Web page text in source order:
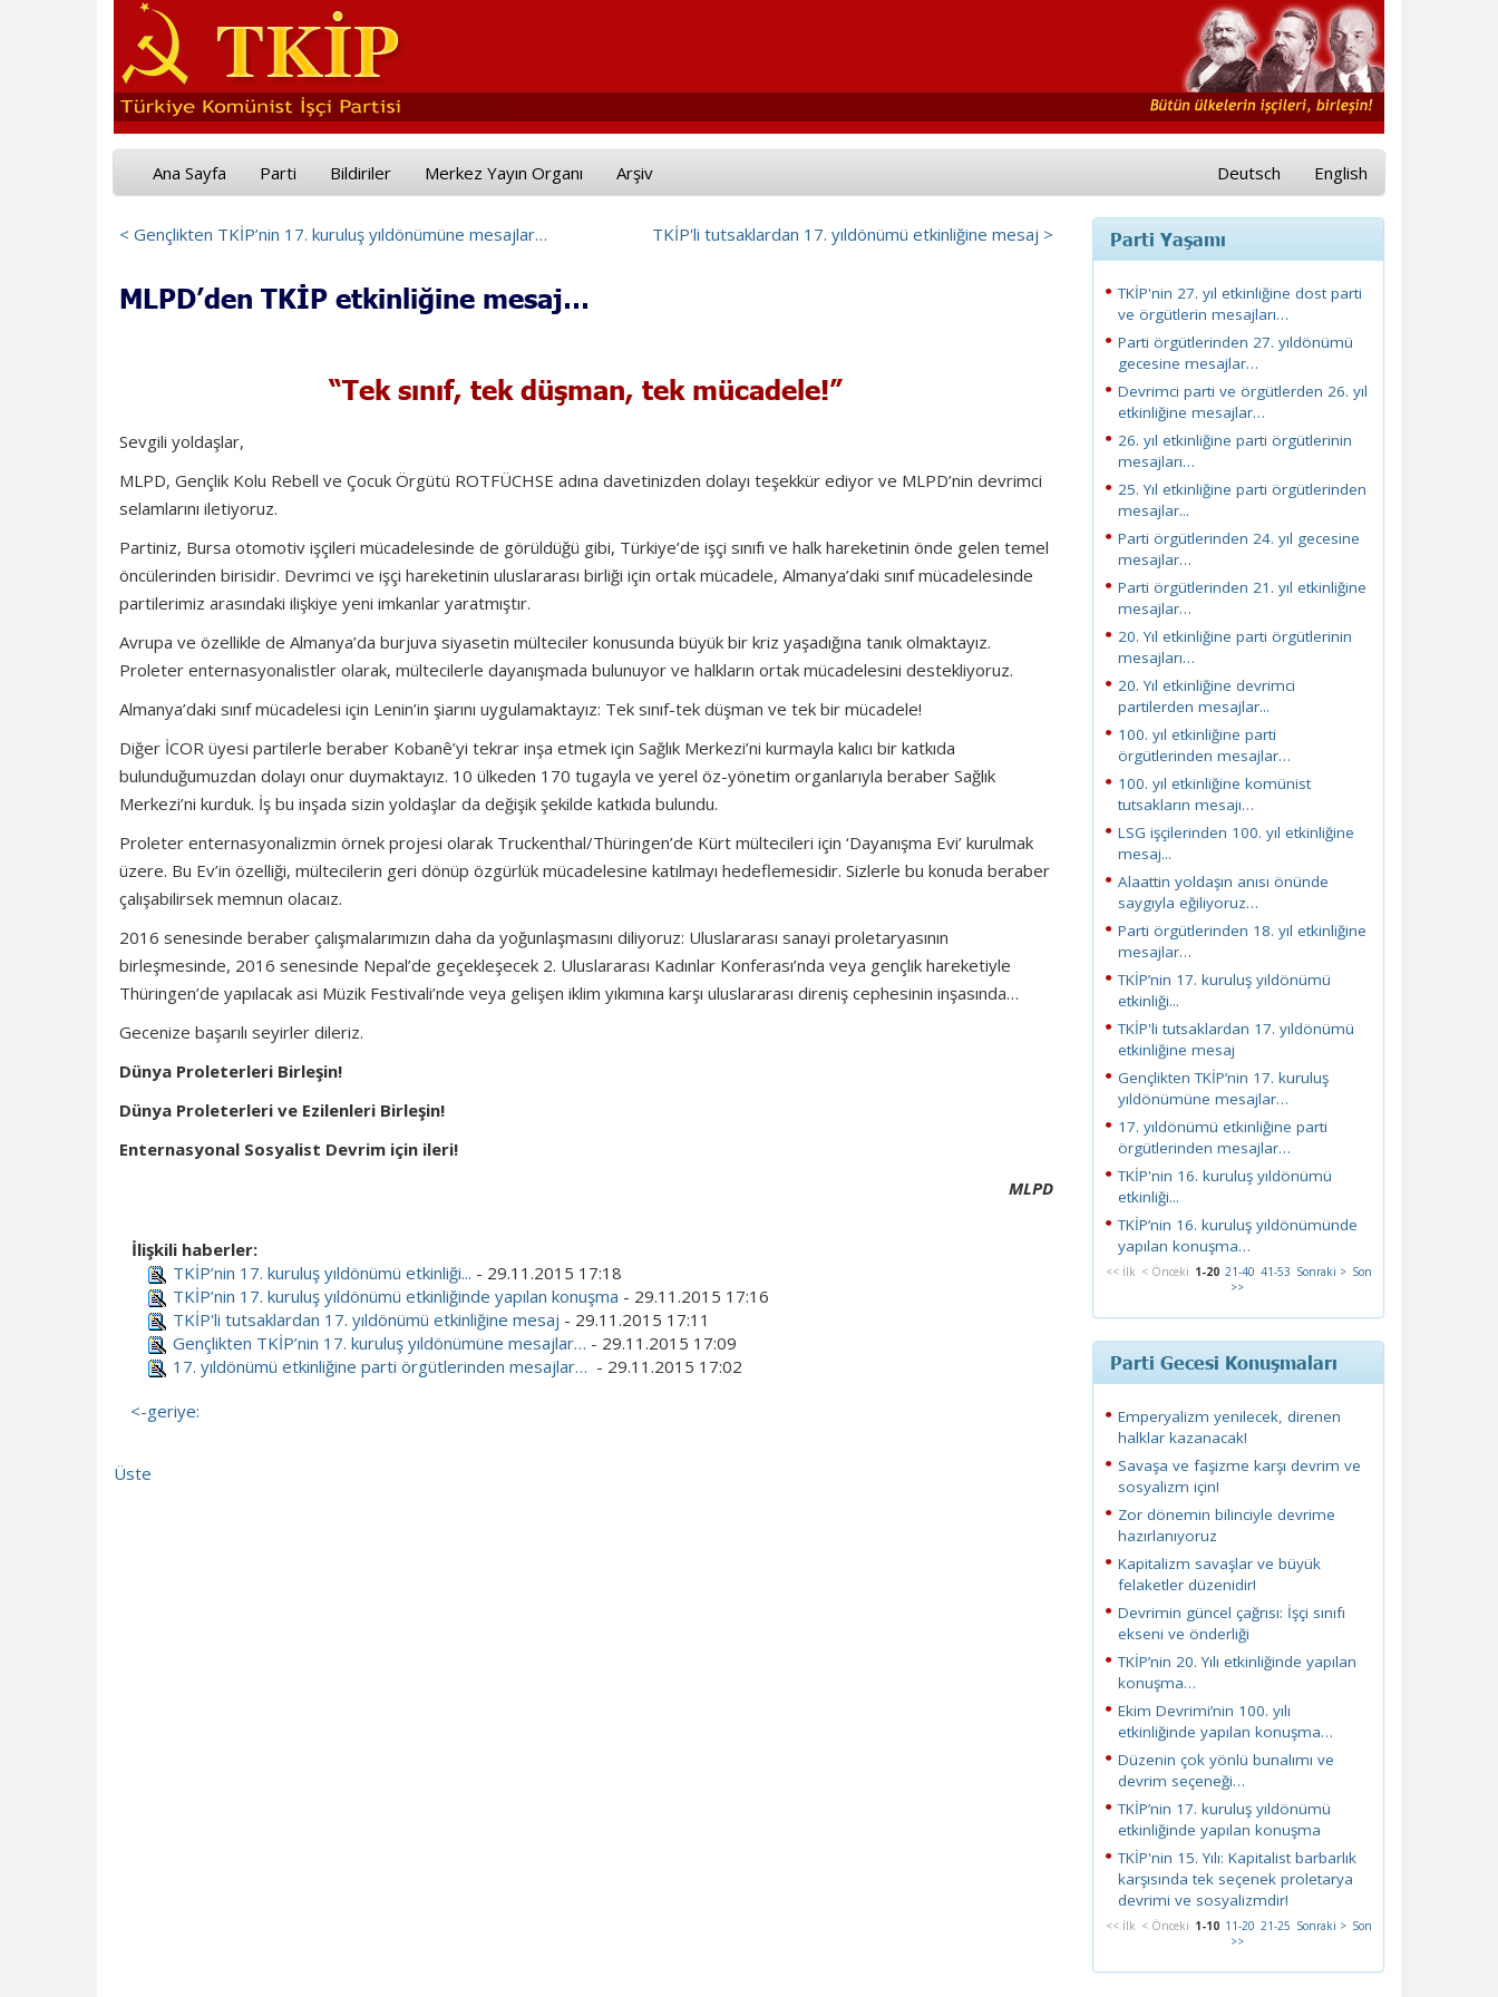
Ana Sayfa Parti Bildiriler Merkez Yayın Organı Arşiv Deutsch English
TKİP'li tutsaklardan 17. yıldönümü etkinliğine mesaj >
< Gençlikten TKİP’nin 17. kuruluş yıldönümüne mesajlar…
MLPD’den TKİP etkinliğine mesaj…
“Tek sınıf, tek düşman, tek mücadele!”
Sevgili yoldaşlar,
MLPD, Gençlik Kolu Rebell ve Çocuk Örgütü ROTFÜCHSE adına davetinizden dolayı teşekkür ediyor ve MLPD’nin devrimci
selamlarını iletiyoruz.
Partiniz, Bursa otomotiv işçileri mücadelesinde de görüldüğü gibi, Türkiye’de işçi sınıfı ve halk hareketinin önde gelen temel
öncülerinden birisidir. Devrimci ve işçi hareketinin uluslararası birliği için ortak mücadele, Almanya’daki sınıf mücadelesinde
partilerimiz arasındaki ilişkiye yeni imkanlar yaratmıştır.
Avrupa ve özellikle de Almanya’da burjuva siyasetin mülteciler konusunda büyük bir kriz yaşadığına tanık olmaktayız.
Proleter enternasyonalistler olarak, mültecilerle dayanışmada bulunuyor ve halkların ortak mücadelesini destekliyoruz.
Almanya’daki sınıf mücadelesi için Lenin’in şiarını uygulamaktayız: Tek sınıf-tek düşman ve tek bir mücadele!
Diğer İCOR üyesi partilerle beraber Kobanê’yi tekrar inşa etmek için Sağlık Merkezi’ni kurmayla kalıcı bir katkıda
bulunduğumuzdan dolayı onur duymaktayız. 10 ülkeden 170 tugayla ve yerel öz-yönetim organlarıyla beraber Sağlık
Merkezi’ni kurduk. İş bu inşada sizin yoldaşlar da değişik şekilde katkıda bulundu.
Proleter enternasyonalizmin örnek projesi olarak Truckenthal/Thüringen’de Kürt mültecileri için ‘Dayanışma Evi’ kurulmak
üzere. Bu Ev’in özelliği, mültecilerin geri dönüp özgürlük mücadelesine katılmayı hedeflemesidir. Sizlerle bu konuda beraber
çalışabilirsek memnun olacaız.
2016 senesinde beraber çalışmalarımızın daha da yoğunlaşmasını diliyoruz: Uluslararası sanayi proletaryasının
birleşmesinde, 2016 senesinde Nepal’de geçekleşecek 2. Uluslararası Kadınlar Konferası’nda veya gençlik hareketiyle
Thüringen’de yapılacak asi Müzik Festivali’nde veya gelişen iklim yıkımına karşı uluslararası direniş cephesinin inşasında…
Gecenize başarılı seyirler dileriz.
Dünya Proleterleri Birleşin!
Dünya Proleterleri ve Ezilenleri Birleşin!
Enternasyonal Sosyalist Devrim için ileri!
MLPD
İlişkili haberler:
TKİP’nin 17. kuruluş yıldönümü etkinliği... - 29.11.2015 17:18
TKİP’nin 17. kuruluş yıldönümü etkinliğinde yapılan konuşma - 29.11.2015 17:16
TKİP'li tutsaklardan 17. yıldönümü etkinliğine mesaj - 29.11.2015 17:11
Gençlikten TKİP’nin 17. kuruluş yıldönümüne mesajlar… - 29.11.2015 17:09
17. yıldönümü etkinliğine parti örgütlerinden mesajlar… - 29.11.2015 17:02
<-geriye:
Üste
Parti Yaşamı
TKİP'nin 27. yıl etkinliğine dost parti
ve örgütlerin mesajları…
Parti örgütlerinden 27. yıldönümü
gecesine mesajlar…
Devrimci parti ve örgütlerden 26. yıl
etkinliğine mesajlar…
26. yıl etkinliğine parti örgütlerinin
mesajları…
25. Yıl etkinliğine parti örgütlerinden
mesajlar...
Parti örgütlerinden 24. yıl gecesine
mesajlar…
Parti örgütlerinden 21. yıl etkinliğine
mesajlar…
20. Yıl etkinliğine parti örgütlerinin
mesajları…
20. Yıl etkinliğine devrimci
partilerden mesajlar...
100. yıl etkinliğine parti
örgütlerinden mesajlar…
100. yıl etkinliğine komünist
tutsakların mesajı…
LSG işçilerinden 100. yıl etkinliğine
mesaj...
Alaattin yoldaşın anısı önünde
saygıyla eğiliyoruz…
Parti örgütlerinden 18. yıl etkinliğine
mesajlar…
TKİP’nin 17. kuruluş yıldönümü
etkinliği...
TKİP'li tutsaklardan 17. yıldönümü
etkinliğine mesaj
Gençlikten TKİP’nin 17. kuruluş
yıldönümüne mesajlar…
17. yıldönümü etkinliğine parti
örgütlerinden mesajlar…
TKİP'nin 16. kuruluş yıldönümü
etkinliği...
TKİP’nin 16. kuruluş yıldönümünde
yapılan konuşma…
<< İlk < Önceki 1-20 21-40 41-53 Sonraki > Son
>>
Parti Gecesi Konuşmaları
Emperyalizm yenilecek, direnen
halklar kazanacak!
Savaşa ve faşizme karşı devrim ve
sosyalizm için!
Zor dönemin bilinciyle devrime
hazırlanıyoruz
Kapitalizm savaşlar ve büyük
felaketler düzenidir!
Devrimin güncel çağrısı: İşçi sınıfı
ekseni ve önderliği
TKİP’nin 20. Yılı etkinliğinde yapılan
konuşma…
Ekim Devrimi’nin 100. yılı
etkinliğinde yapılan konuşma…
Düzenin çok yönlü bunalımı ve
devrim seçeneği…
TKİP’nin 17. kuruluş yıldönümü
etkinliğinde yapılan konuşma
TKİP'nin 15. Yılı: Kapitalist barbarlık
karşısında tek seçenek proletarya
devrimi ve sosyalizmdir!
<< İlk < Önceki 1-10 11-20 21-25 Sonraki > Son
>>